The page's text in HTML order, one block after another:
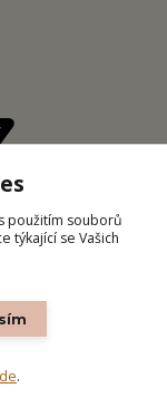
s použitím souborů
týkající se Vašich
.